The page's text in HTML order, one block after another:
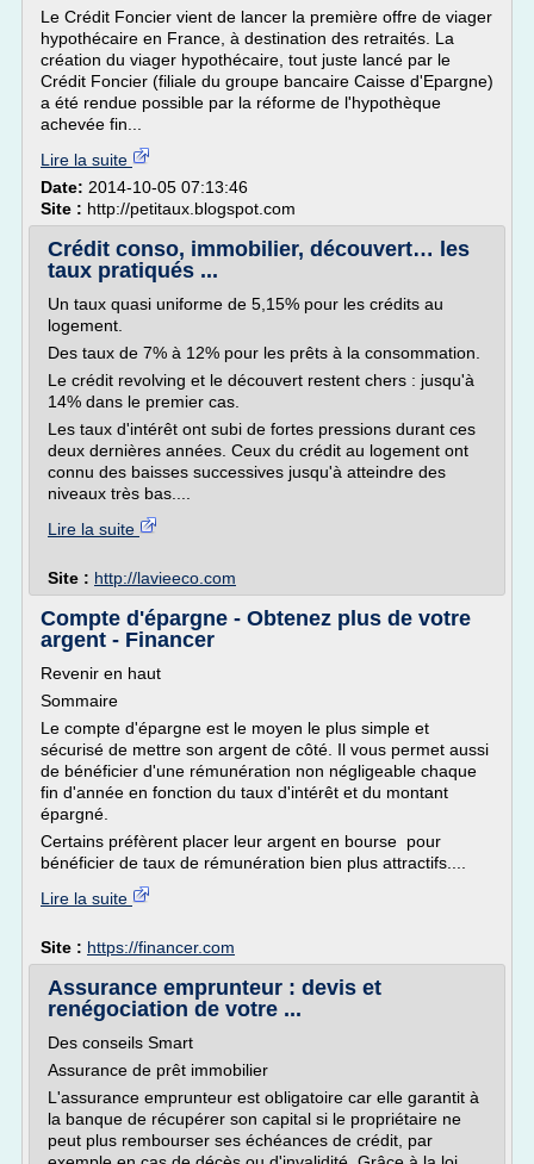
Le Crédit Foncier vient de lancer la première offre de viager
hypothécaire en France, à destination des retraités. La
création du viager hypothécaire, tout juste lancé par le
Crédit Foncier (filiale du groupe bancaire Caisse d'Epargne)
a été rendue possible par la réforme de l'hypothèque
achevée fin...
Lire la suite
Date: 2014-10-05 07:13:46
Site : http://petitaux.blogspot.com
Crédit conso, immobilier, découvert… les
taux pratiqués ...
Un taux quasi uniforme de 5,15% pour les crédits au
logement.
Des taux de 7% à 12% pour les prêts à la consommation.
Le crédit revolving et le découvert restent chers : jusqu'à
14% dans le premier cas.
Les taux d'intérêt ont subi de fortes pressions durant ces
deux dernières années. Ceux du crédit au logement ont
connu des baisses successives jusqu'à atteindre des
niveaux très bas....
Lire la suite
Site : http://lavieeco.com
Compte d'épargne - Obtenez plus de votre
argent - Financer
Revenir en haut
Sommaire
Le compte d'épargne est le moyen le plus simple et
sécurisé de mettre son argent de côté. Il vous permet aussi
de bénéficier d'une rémunération non négligeable chaque
fin d'année en fonction du taux d'intérêt et du montant
épargné.
Certains préfèrent placer leur argent en bourse pour
bénéficier de taux de rémunération bien plus attractifs....
Lire la suite
Site : https://financer.com
Assurance emprunteur : devis et
renégociation de votre ...
Des conseils Smart
Assurance de prêt immobilier
L'assurance emprunteur est obligatoire car elle garantit à
la banque de récupérer son capital si le propriétaire ne
peut plus rembourser ses échéances de crédit, par